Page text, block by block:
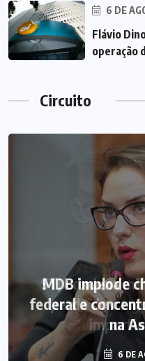
6 DE
Flávio
operação
Circuito
MDB implode
federal e
na
6 DE